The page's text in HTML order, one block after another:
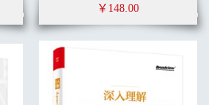
￥148.00